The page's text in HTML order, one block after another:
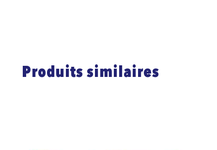
Produits similaires